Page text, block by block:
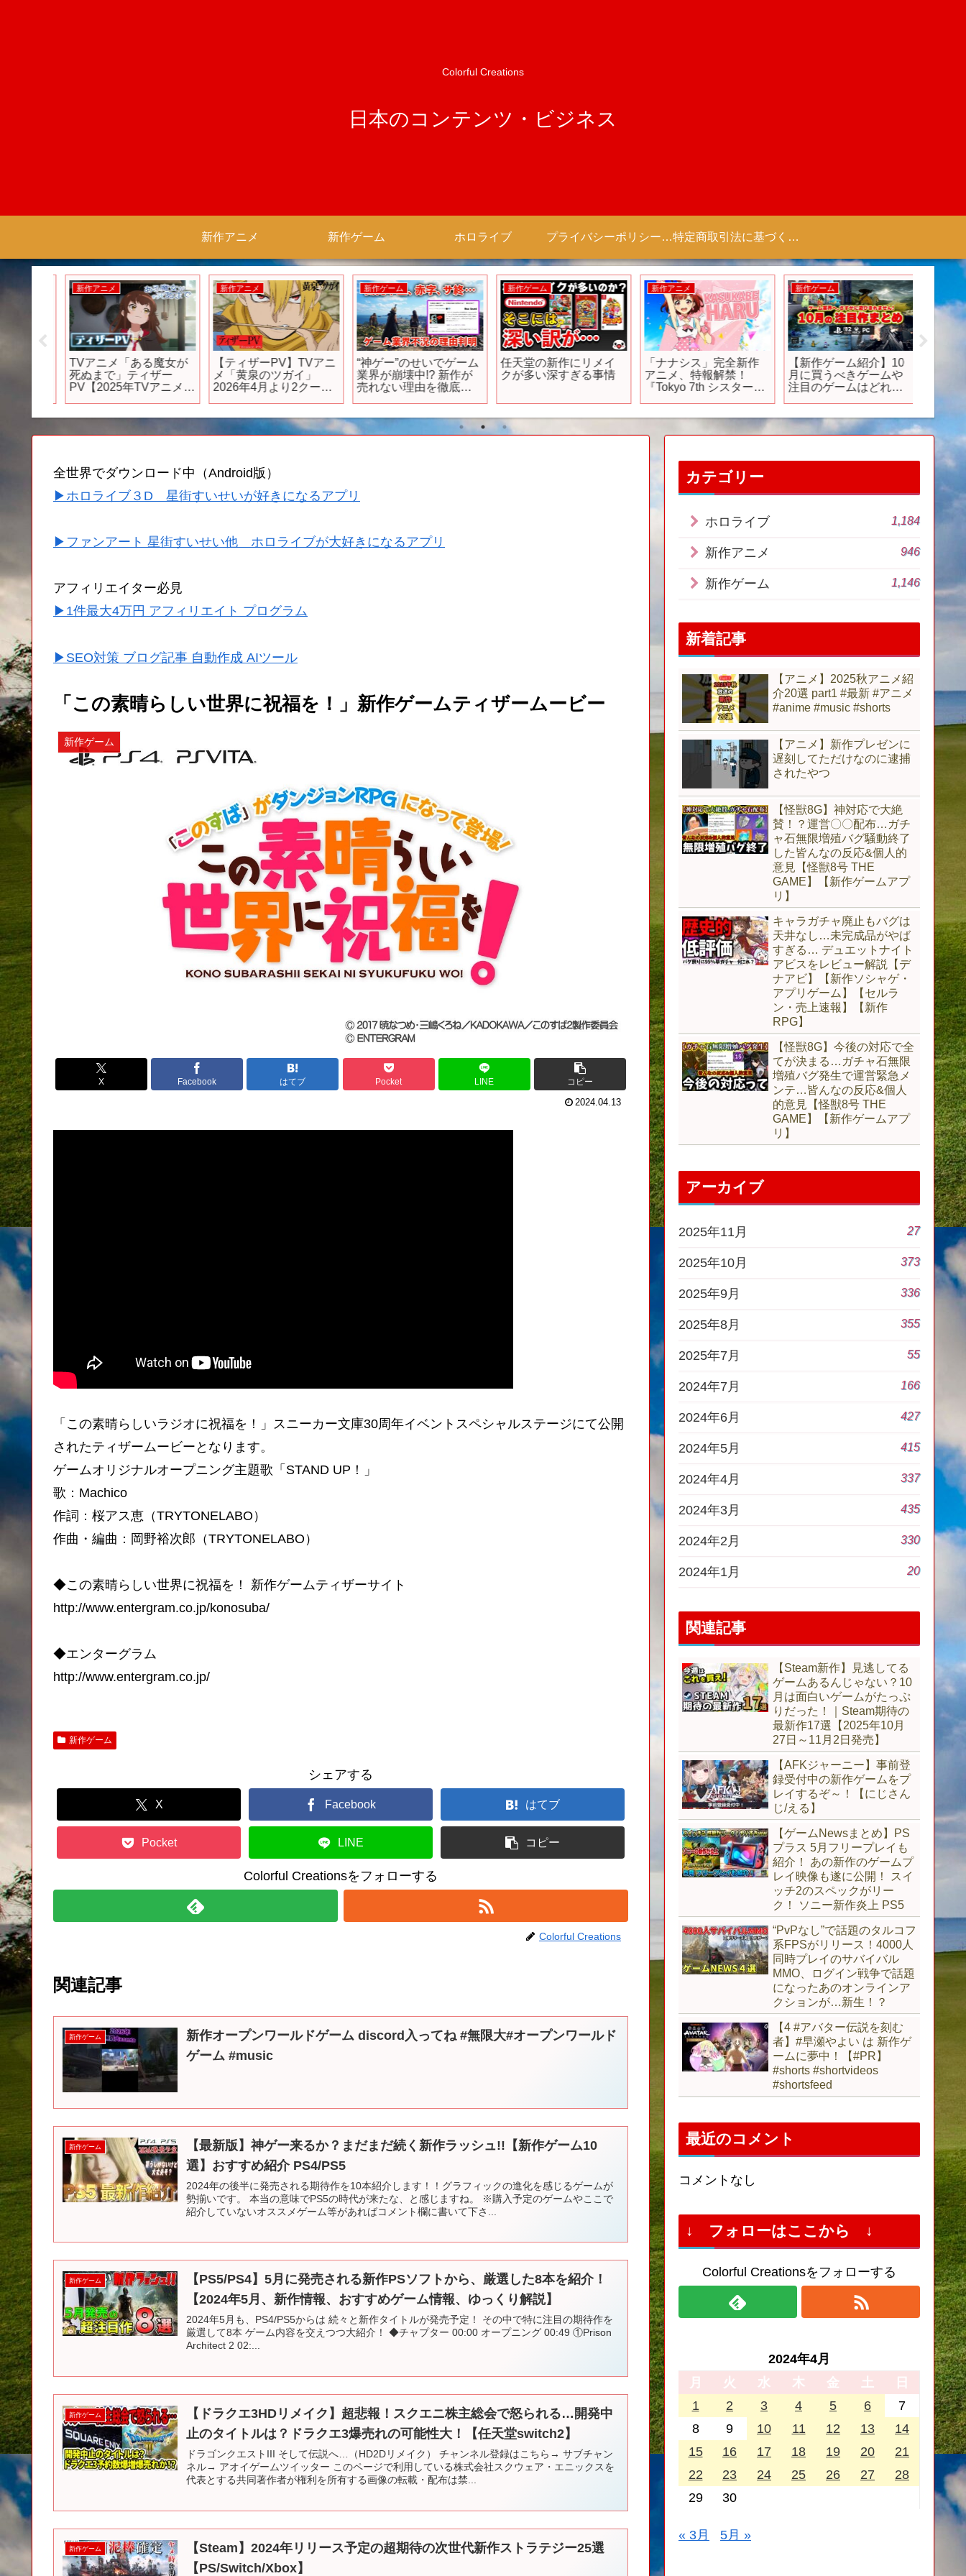
Colorful Creations
日本のコンテンツ・ビジネス
新作アニメ 新作ゲーム ホロライブ プライバシーポリシー 【Colorful Creation】 特定商取引法に基づく表記（商取引に関する開示）
新作アニメ
TVアニメ「ある魔女が
死ぬまで」ティザー
PV【2025年TVアニメ化
新作アニメ
【ティザーPV】TVアニ
メ「黄泉のツガイ」
2026年4月より2クール
新作ゲーム
“神ゲー”のせいでゲーム
業界が崩壊中!? 新作が
売れない理由を徹底解
新作ゲーム
任天堂の新作にリメイ
クが多い深すぎる事情
新作アニメ
「ナナシス」完全新作
アニメ、特報解禁！
『Tokyo 7th シスターズ
新作ゲーム
【新作ゲーム紹介】10
月に買うべきゲームや
注目のゲームはどれ？
オブヨウテイにBF6も発
売するし遊びきれね
すすめゲームソフト】
全世界でダウンロード中（Android版）
▶ホロライブ３D 星街すいせいが好きになるアプリ
▶ファンアート 星街すいせい他 ホロライブが大好きになるアプリ
アフィリエイター必見
▶1件最大4万円 アフィリエイト プログラム
▶SEO対策 ブログ記事 自動作成 AIツール
「この素晴らしい世界に祝福を！」新作ゲームティザームービー
新作ゲーム
X Facebook はてブ Pocket LINE コピー
2024.04.13
「この素晴らしいラジオに祝福を！」スニーカー文庫30周年イベントスペシャルステージにて公開
されたティザームービーとなります。
ゲームオリジナルオープニング主題歌「STAND UP！」
歌：Machico
作詞：桜アス恵（TRYTONELABO）
作曲・編曲：岡野裕次郎（TRYTONELABO）
◆この素晴らしい世界に祝福を！ 新作ゲームティザーサイト
http://www.entergram.co.jp/konosuba/
◆エンターグラム
http://www.entergram.co.jp/
新作ゲーム
シェアする
X Facebook はてブ
Pocket LINE コピー
Colorful Creationsをフォローする
Colorful Creations
関連記事
新作ゲーム
新作オープンワールドゲーム discord入ってね #無限大#オープンワールド
ゲーム #music
新作ゲーム
【最新版】神ゲー来るか？まだまだ続く新作ラッシュ!!【新作ゲーム10
選】おすすめ紹介 PS4/PS5
2024年の後半に発売される期待作を10本紹介します！！グラフィックの進化を感じるゲームが
勢揃いです。 本当の意味でPS5の時代が来たな、と感じますね。 ※購入予定のゲームやここで
紹介していないオススメゲーム等があればコメント欄に書いて下さ...
新作ゲーム
【PS5/PS4】5月に発売される新作PSソフトから、厳選した8本を紹介！
【2024年5月、新作情報、おすすめゲーム情報、ゆっくり解説】
2024年5月も、PS4/PS5からは 続々と新作タイトルが発売予定！ その中で特に注目の期待作を
厳選して8本 ゲーム内容を交えつつ大紹介！ ◆チャプター 00:00 オープニング 00:49 ①Prison
Architect 2 02:...
新作ゲーム
【ドラクエ3HDリメイク】超悲報！スクエニ株主総会で怒られる…開発中
止のタイトルは？ドラクエ3爆売れの可能性大！【任天堂switch2】
ドラゴンクエストIII そして伝説へ…（HD2Dリメイク） チャンネル登録はこちら→ サブチャン
ネル→ アオイゲームツイッター このページで利用している株式会社スクウェア・エニックスを
代表とする共同著作者が権利を所有する画像の転載・配布は禁...
新作ゲーム
【Steam】2024年リリース予定の超期待の次世代新作ストラテジー25選
【PS/Switch/Xbox】
カテゴリー
ホロライブ 1,184
新作アニメ 946
新作ゲーム 1,146
新着記事
【アニメ】2025秋アニメ紹
介20選 part1 #最新 #アニメ
#anime #music #shorts
【アニメ】新作プレゼンに
遅刻してただけなのに逮捕
されたやつ
【怪獣8G】神対応で大絶
賛！？運営〇〇配布…ガチ
ャ石無限増殖バグ騒動終了
した皆んなの反応&個人的
意見【怪獣8号 THE
GAME】【新作ゲームアプ
リ】
キャラガチャ廃止もバグは
天井なし…未完成品がやば
すぎる… デュエットナイト
アビスをレビュー解説【デ
ナアビ】【新作ソシャゲ・
アプリゲーム】【セルラ
ン・売上速報】【新作
RPG】
【怪獣8G】今後の対応で全
てが決まる…ガチャ石無限
増殖バグ発生で運営緊急メ
ンテ…皆んなの反応&個人
的意見【怪獣8号 THE
GAME】【新作ゲームアプ
リ】
アーカイブ
2025年11月 27
2025年10月 373
2025年9月 336
2025年8月 355
2025年7月 55
2024年7月 166
2024年6月 427
2024年5月 415
2024年4月 337
2024年3月 435
2024年2月 330
2024年1月 20
関連記事
【Steam新作】見逃してる
ゲームあるんじゃない？10
月は面白いゲームがたっぷ
りだった！｜Steam期待の
最新作17選【2025年10月
27日～11月2日発売】
【AFKジャーニー】事前登
録受付中の新作ゲームをプ
レイするぞ～！【にじさん
じ/える】
【ゲームNewsまとめ】PS
プラス 5月フリープレイも
紹介！ あの新作のゲームプ
レイ映像も遂に公開！ スイ
ッチ2のスペックがリー
ク！ ソニー新作炎上 PS5
“PvPなし”で話題のタルコフ
系FPSがリリース！4000人
同時プレイのサバイバル
MMO、ログイン戦争で話題
になったあのオンラインア
クションが…新生！？
【4 #アバター伝説を刻む
者】#早瀬やよい は 新作ゲ
ームに夢中！【#PR】
#shorts #shortvideos
#shortsfeed
最近のコメント
コメントなし
↓ フォローはここから ↓
Colorful Creationsをフォローする
2024年4月
月
火 水 木 金 土
日
1
2 3 4 5 6
7
8
9 10 11 12 13
14
15
16 17 18 19 20
21
22
23 24 25 26 27
28
29
30
« 3月 5月 »